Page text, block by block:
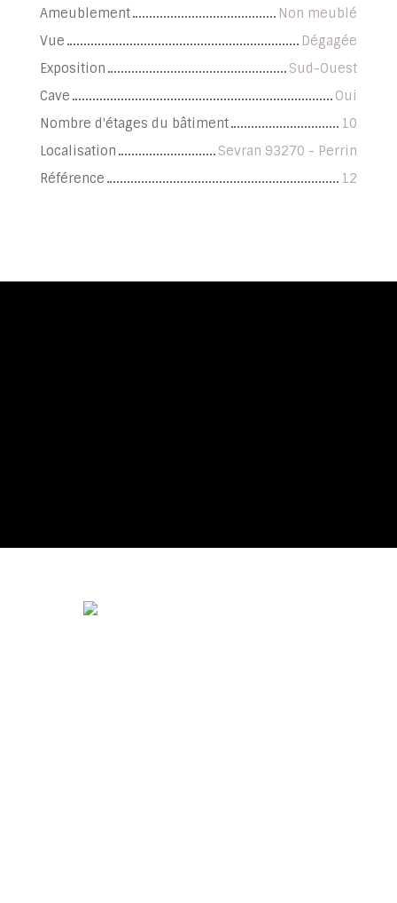
Ameublement
Non meublé
Vue
Dégagée
Exposition
Sud-Ouest
Cave
Oui
Nombre d'étages du bâtiment
10
Localisation
Sevran 93270 - Perrin
Référence
12